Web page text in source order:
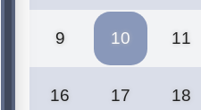
9 10 11
16 17 18